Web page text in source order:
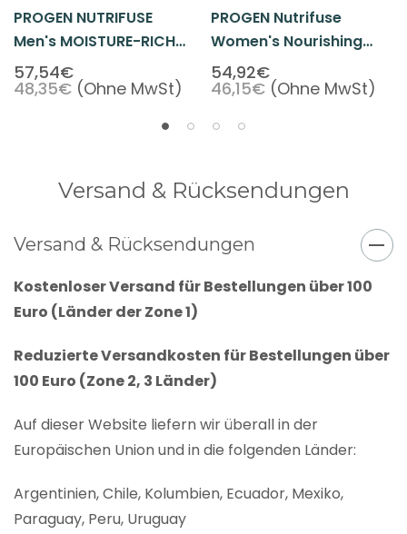
PROGEN NUTRIFUSE
Men's MOISTURE-RICH
CONDITIONER 10oz
57,54€
48,35€ (Ohne MwSt)
PROGEN Nutrifuse
Women's Nourishing
Shampoo 10oz
54,92€
46,15€ (Ohne MwSt)
Versand & Rücksendungen
Versand & Rücksendungen
Kostenloser Versand für Bestellungen über 100
Euro (Länder der Zone 1)
Reduzierte Versandkosten für Bestellungen über
100 Euro (Zone 2, 3 Länder)
Auf dieser Website liefern wir überall in der
Europäischen Union und in die folgenden Länder:
Argentinien, Chile, Kolumbien, Ecuador, Mexiko,
Paraguay, Peru, Uruguay